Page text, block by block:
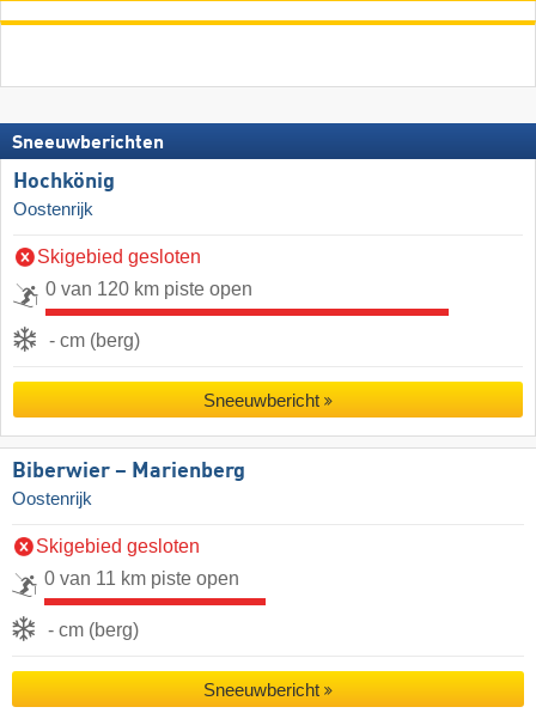
Sneeuwberichten
Hochkönig
Oostenrijk
Skigebied gesloten
0 van 120 km piste open
- cm (berg)
Sneeuwbericht
Biberwier – Marienberg
Oostenrijk
Skigebied gesloten
0 van 11 km piste open
- cm (berg)
Sneeuwbericht